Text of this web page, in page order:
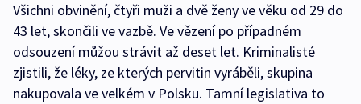
Všichni obvinění, čtyři muži a dvě ženy ve věku od 29 do
43 let, skončili ve vazbě. Ve vězení po případném
odsouzení můžou strávit až deset let. Kriminalisté
zjistili, že léky, ze kterých pervitin vyráběli, skupina
nakupovala ve velkém v Polsku. Tamní legislativa to